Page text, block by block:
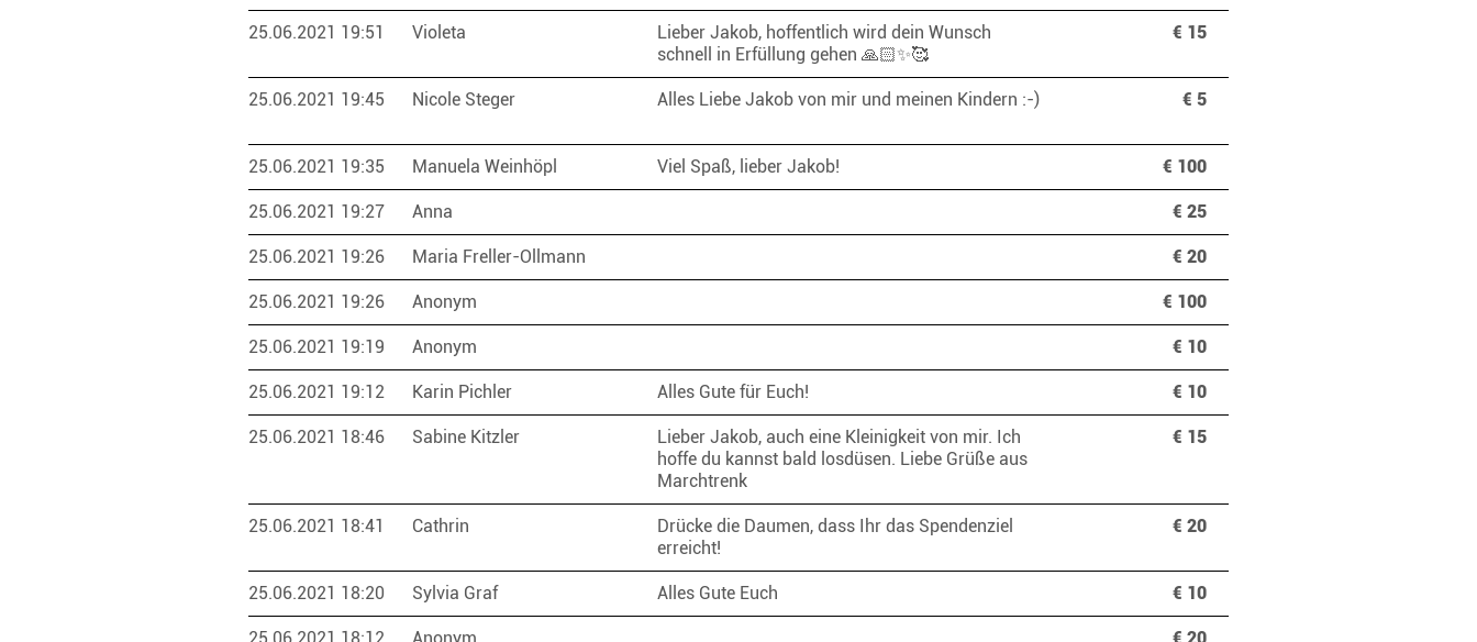
25.06.2021 19:51 Violeta € 15
Lieber Jakob, hoffentlich wird dein Wunsch
schnell in Erfüllung gehen 🙏🏻✨🥰
25.06.2021 19:45 Nicole Steger € 5
Alles Liebe Jakob von mir und meinen Kindern :-)
25.06.2021 19:35 Manuela Weinhöpl € 100
Viel Spaß, lieber Jakob!
25.06.2021 19:27 Anna € 25
25.06.2021 19:26 Maria Freller-Ollmann € 20
25.06.2021 19:26 Anonym € 100
25.06.2021 19:19 Anonym € 10
25.06.2021 19:12 Karin Pichler € 10
Alles Gute für Euch!
25.06.2021 18:46 Sabine Kitzler € 15
Lieber Jakob, auch eine Kleinigkeit von mir. Ich
hoffe du kannst bald losdüsen. Liebe Grüße aus
Marchtrenk
25.06.2021 18:41 Cathrin € 20
Drücke die Daumen, dass Ihr das Spendenziel
erreicht!
25.06.2021 18:20 Sylvia Graf € 10
Alles Gute Euch